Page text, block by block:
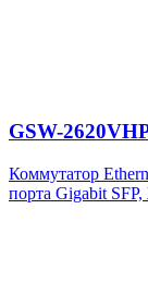
GSW-
Коммутатор
порта Gigabit